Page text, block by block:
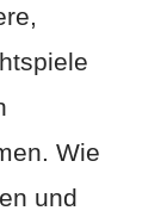
Wie
und